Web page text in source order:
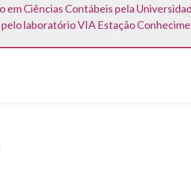
em Ciências Contábeis pela
laboratório VIA Estação